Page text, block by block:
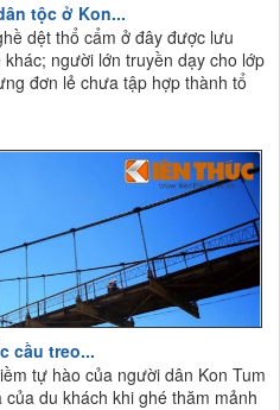
tộc ở Kon...
dệt thổ cẩm ở đây được lưu
người lớn truyền dạy cho lớp
đơn lẻ chưa tập hợp thành tổ
cầu treo...
tự hào của người dân Kon Tum
du khách khi ghé thăm mảnh